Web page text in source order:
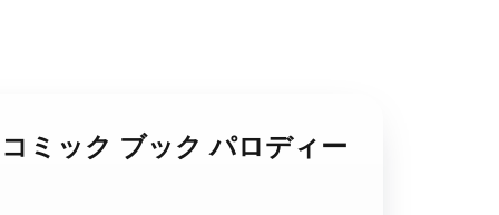
ミック ブック パロディー